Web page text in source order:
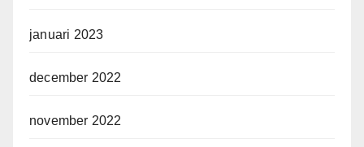
januari 2023
december 2022
november 2022